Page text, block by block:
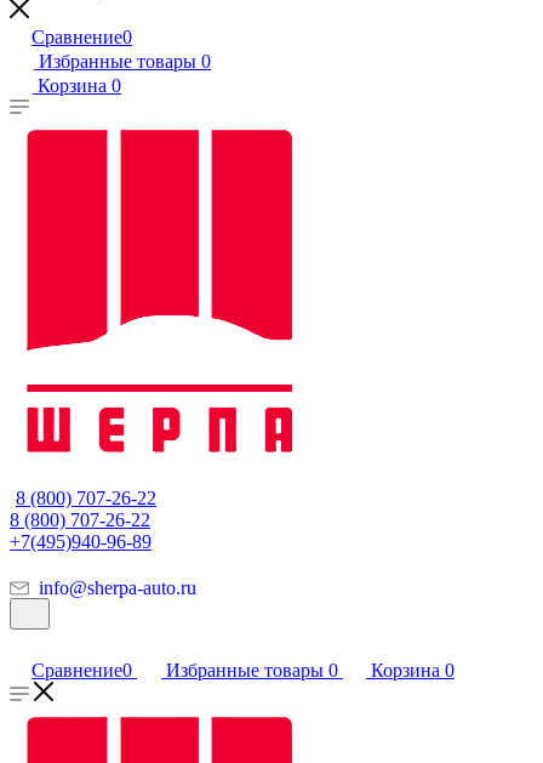
Сравнение0
Избранные товары 0
Корзина 0
8 (800) 707-26-22
8 (800) 707-26-22
+7(495)940-96-89
info@sherpa-auto.ru
Сравнение0 Избранные товары 0 Корзина 0